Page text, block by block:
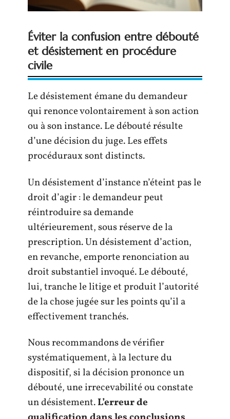
Éviter la confusion entre débouté
et désistement en procédure
civile
Le désistement émane du demandeur
qui renonce volontairement à son action
ou à son instance. Le débouté résulte
d’une décision du juge. Les effets
procéduraux sont distincts.
Un désistement d’instance n’éteint pas le
droit d’agir : le demandeur peut
réintroduire sa demande
ultérieurement, sous réserve de la
prescription. Un désistement d’action,
en revanche, emporte renonciation au
droit substantiel invoqué. Le débouté,
lui, tranche le litige et produit l’autorité
de la chose jugée sur les points qu’il a
effectivement tranchés.
Nous recommandons de vérifier
systématiquement, à la lecture du
dispositif, si la décision prononce un
débouté, une irrecevabilité ou constate
un désistement.L’erreur de